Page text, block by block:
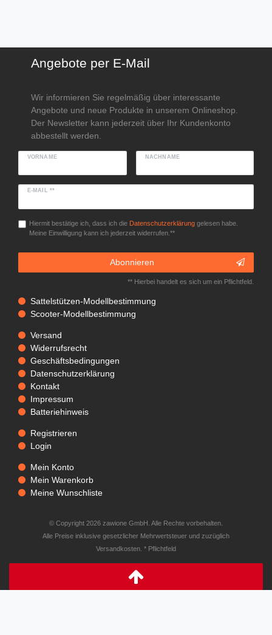
Angebote per E-Mail
Wir informieren Sie regelmäßig über interessante
Angebote und neue Produkte in unserem Onlineshop.
Der Newsletter kann jederzeit über Ihr Kundenkonto
abbestellt werden.
VORNAME NACHNAME
E-MAIL **
Hiermit bestätige ich, dass ich die Daten­schutz­erklärunggelesen habe.
Meine Einwilligung kann ich jederzeit widerrufen.**
Abonnieren
** Hierbei handelt es sich um ein Pflichtfeld.
Sattelstützen-Modellbestimmung
Scooter-Modellbestimmung
Versand
Widerrufsrecht
Geschäftsbedingungen
Datenschutzerklärung
Kontakt
Impressum
Batteriehinweis
Registrieren
Login
Mein Konto
Mein Warenkorb
Meine Wunschliste
© Copyright 2026 zawione GmbH. Alle Rechte vorbehalten.
Alle Preise inklusive gesetzlicher Mehrwertsteuer und zuzüglich
Versandkosten. * Pflichtfeld